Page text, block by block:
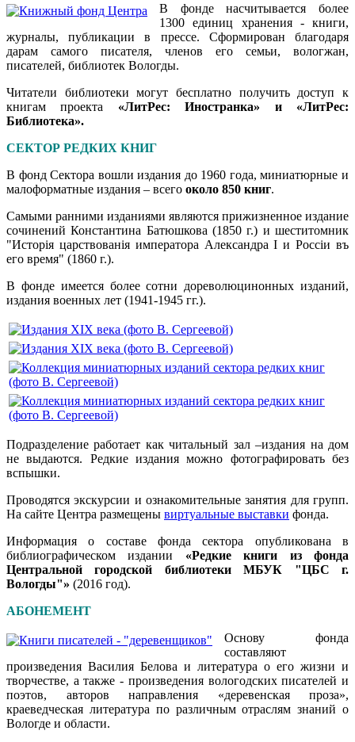
В фонде насчитывается более
1300 единиц хранения - книги,
журналы, публикации в прессе. Сформирован благодаря
дарам самого писателя, членов его семьи, вологжан,
писателей, библиотек Вологды.
Читатели библиотеки могут бесплатно получить доступ к
книгам проекта «ЛитРес: Иностранка» и «ЛитРес:
Библиотека».
СЕКТОР РЕДКИХ КНИГ
В фонд Сектора вошли издания до 1960 года, миниатюрные и
малоформатные издания – всего около 850 книг.
Самыми ранними изданиями являются прижизненное издание
сочинений Константина Батюшкова (1850 г.) и шеститомник
"Исторiя царствованiя императора Александра I и Россiи въ
его время" (1860 г.).
В фонде имеется более сотни дореволюцинонных изданий,
издания военных лет (1941-1945 гг.).
Подразделение работает как читальный зал –издания на дом
не выдаются. Редкие издания можно фотографировать без
вспышки.
Проводятся экскурсии и ознакомительные занятия для групп.
На сайте Центра размещены виртуальные выставки фонда.
Информация о составе фонда сектора опубликована в
библиографическом издании «Редкие книги из фонда
Центральной городской библиотеки МБУК "ЦБС г.
Вологды"» (2016 год).
АБОНЕМЕНТ
Основу фонда
составляют
произведения Василия Белова и литература о его жизни и
творчестве, а также - произведения вологодских писателей и
поэтов, авторов направления «деревенская проза»,
краеведческая литература по различным отраслям знаний о
Вологде и области.